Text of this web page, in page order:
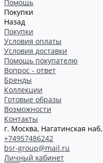
Помощь
Покупки
Назад
Покупки
Условия оплаты
Условия доставки
Помощь покупателю
Вопрос - ответ
Бренды
Коллекции
Готовые образы
Возможности
Контакты
г. Москва, Нагатинская
+74957486242
bsr-group@mail.ru
Личный кабинет